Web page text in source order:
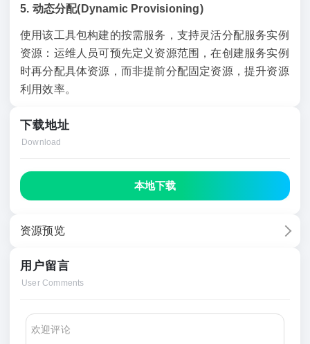
5. 动态分配(Dynamic Provisioning)
使用该工具包构建的按需服务，支持灵活分配服务实例
资源：运维人员可预先定义资源范围，在创建服务实例
时再分配具体资源，而非提前分配固定资源，提升资源
利用效率。
下载地址
Download
本地下载
资源预览
用户留言
User Comments